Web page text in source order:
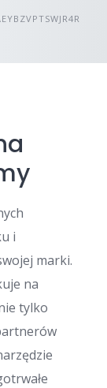
i
marki.
na
tylko